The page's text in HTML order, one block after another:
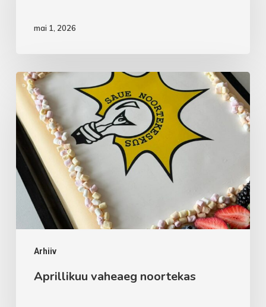
mai 1, 2026
Arhiiv
Aprillikuu
vaheaeg
noortekas
Aprillikuu vaheaeg noortekas